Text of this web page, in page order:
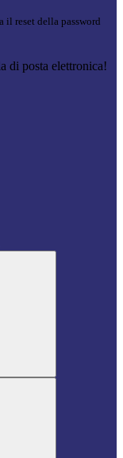
il reset della password
di posta elettronica!